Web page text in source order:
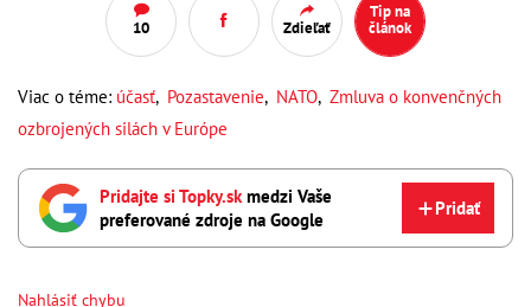
10 Zdieľať
Tip na
článok
Viac o téme: účasť, Pozastavenie, NATO, Zmluva o konvenčných
ozbrojených silách v Európe
Pridajte si Topky.skmedzi Vaše
preferované zdroje na Google
Pridať
Nahlásiť chybu